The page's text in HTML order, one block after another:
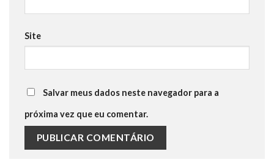
Site
Salvar meus dados neste navegador para a
próxima vez que eu comentar.